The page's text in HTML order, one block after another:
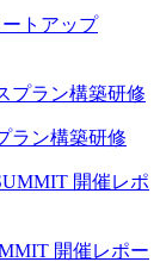
トアップ
ラン構築研修
開催レポー